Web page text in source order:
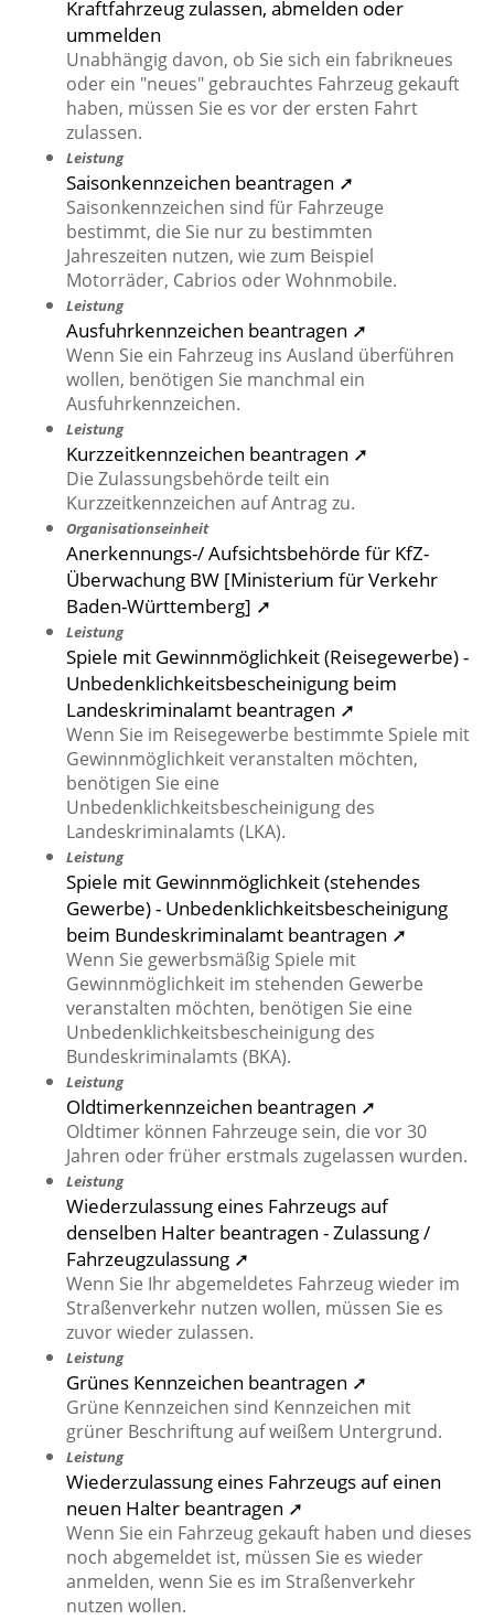
Kraftfahrzeug zulassen, abmelden oder
ummelden
Unabhängig davon, ob Sie sich ein fabrikneues
oder ein "neues" gebrauchtes Fahrzeug gekauft
haben, müssen Sie es vor der ersten Fahrt
zulassen.
Leistung
Saisonkennzeichen beantragen ➚
Saisonkennzeichen sind für Fahrzeuge
bestimmt, die Sie nur zu bestimmten
Jahreszeiten nutzen, wie zum Beispiel
Motorräder, Cabrios oder Wohnmobile.
Leistung
Ausfuhrkennzeichen beantragen ➚
Wenn Sie ein Fahrzeug ins Ausland überführen
wollen, benötigen Sie manchmal ein
Ausfuhrkennzeichen.
Leistung
Kurzzeitkennzeichen beantragen ➚
Die Zulassungsbehörde teilt ein
Kurzzeitkennzeichen auf Antrag zu.
Organisationseinheit
Anerkennungs-/ Aufsichtsbehörde für KfZ-
Überwachung BW [Ministerium für Verkehr
Baden-Württemberg] ➚
Leistung
Spiele mit Gewinnmöglichkeit (Reisegewerbe) -
Unbedenklichkeitsbescheinigung beim
Landeskriminalamt beantragen ➚
Wenn Sie im Reisegewerbe bestimmte Spiele mit
Gewinnmöglichkeit veranstalten möchten,
benötigen Sie eine
Unbedenklichkeitsbescheinigung des
Landeskriminalamts (LKA).
Leistung
Spiele mit Gewinnmöglichkeit (stehendes
Gewerbe) - Unbedenklichkeitsbescheinigung
beim Bundeskriminalamt beantragen ➚
Wenn Sie gewerbsmäßig Spiele mit
Gewinnmöglichkeit im stehenden Gewerbe
veranstalten möchten, benötigen Sie eine
Unbedenklichkeitsbescheinigung des
Bundeskriminalamts (BKA).
Leistung
Oldtimerkennzeichen beantragen ➚
Oldtimer können Fahrzeuge sein, die vor 30
Jahren oder früher erstmals zugelassen wurden.
Leistung
Wiederzulassung eines Fahrzeugs auf
denselben Halter beantragen - Zulassung /
Fahrzeugzulassung ➚
Wenn Sie Ihr abgemeldetes Fahrzeug wieder im
Straßenverkehr nutzen wollen, müssen Sie es
zuvor wieder zulassen.
Leistung
Grünes Kennzeichen beantragen ➚
Grüne Kennzeichen sind Kennzeichen mit
grüner Beschriftung auf weißem Untergrund.
Leistung
Wiederzulassung eines Fahrzeugs auf einen
neuen Halter beantragen ➚
Wenn Sie ein Fahrzeug gekauft haben und dieses
noch abgemeldet ist, müssen Sie es wieder
anmelden, wenn Sie es im Straßenverkehr
nutzen wollen.